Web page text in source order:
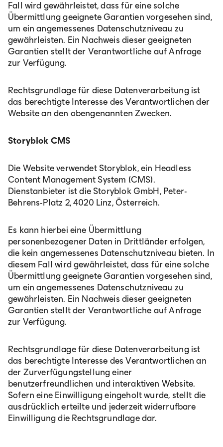
Fall wird gewährleistet, dass für eine solche
Übermittlung geeignete Garantien vorgesehen sind,
um ein angemessenes Datenschutzniveau zu
gewährleisten. Ein Nachweis dieser geeigneten
Garantien stellt der Verantwortliche auf Anfrage
zur Verfügung.
Rechtsgrundlage für diese Datenverarbeitung ist
das berechtigte Interesse des Verantwortlichen der
Website an den obengenannten Zwecken.
Storyblok CMS
Die Website verwendet Storyblok, ein Headless
Content Management System (CMS).
Dienstanbieter ist die Storyblok GmbH, Peter-
Behrens-Platz 2, 4020 Linz, Österreich.
Es kann hierbei eine Übermittlung
personenbezogener Daten in Drittländer erfolgen,
die kein angemessenes Datenschutzniveau bieten. In
diesem Fall wird gewährleistet, dass für eine solche
Übermittlung geeignete Garantien vorgesehen sind,
um ein angemessenes Datenschutzniveau zu
gewährleisten. Ein Nachweis dieser geeigneten
Garantien stellt der Verantwortliche auf Anfrage
zur Verfügung.
Rechtsgrundlage für diese Datenverarbeitung ist
das berechtigte Interesse des Verantwortlichen an
der Zurverfügungstellung einer
benutzerfreundlichen und interaktiven Website.
Sofern eine Einwilligung eingeholt wurde, stellt die
ausdrücklich erteilte und jederzeit widerrufbare
Einwilligung die Rechtsgrundlage dar.